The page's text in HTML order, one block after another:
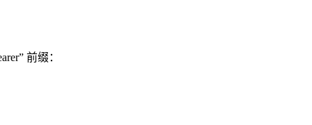
前缀：